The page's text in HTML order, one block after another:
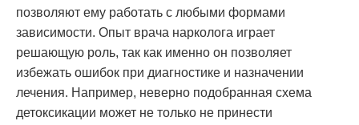
позволяют ему работать с любыми формами
зависимости. Опыт врача нарколога играет
решающую роль, так как именно он позволяет
избежать ошибок при диагностике и назначении
лечения. Например, неверно подобранная схема
детоксикации может не только не принести